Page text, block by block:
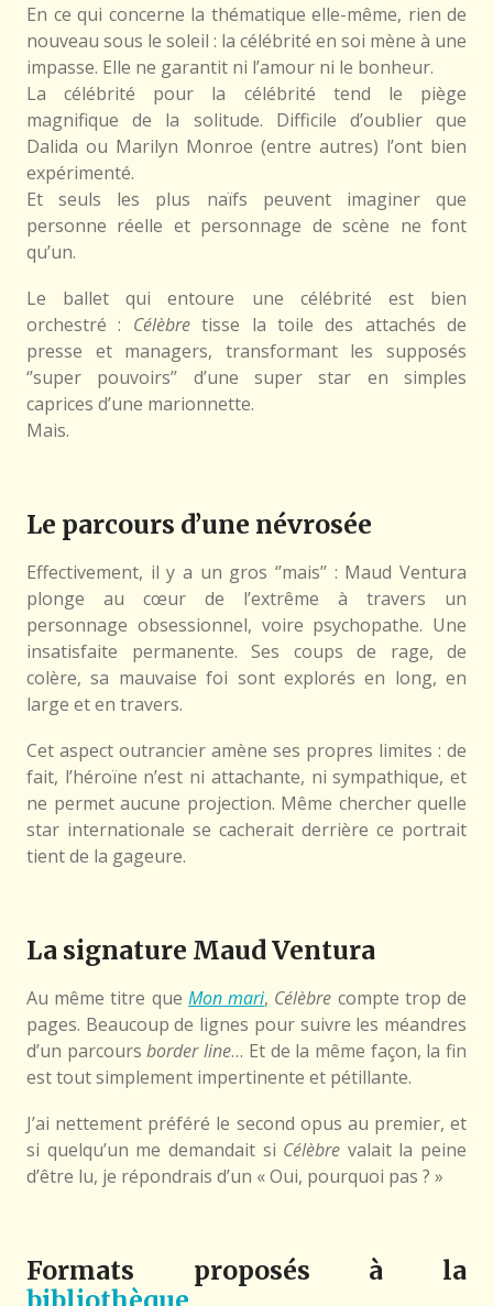
En ce qui concerne la thématique elle-même, rien de
nouveau sous le soleil : la célébrité en soi mène à une
impasse. Elle ne garantit ni l’amour ni le bonheur.
La célébrité pour la célébrité tend le piège
magnifique de la solitude. Difficile d’oublier que
Dalida ou Marilyn Monroe (entre autres) l’ont bien
expérimenté.
Et seuls les plus naïfs peuvent imaginer que
personne réelle et personnage de scène ne font
qu’un.
Le ballet qui entoure une célébrité est bien
orchestré : Célèbretisse la toile des attachés de
presse et managers, transformant les supposés
‘’super pouvoirs’’ d’une super star en simples
caprices d’une marionnette.
Mais.
Le parcours d’une névrosée
Effectivement, il y a un gros ‘’mais’’ : Maud Ventura
plonge au cœur de l’extrême à travers un
personnage obsessionnel, voire psychopathe. Une
insatisfaite permanente. Ses coups de rage, de
colère, sa mauvaise foi sont explorés en long, en
large et en travers.
Cet aspect outrancier amène ses propres limites : de
fait, l’héroïne n’est ni attachante, ni sympathique, et
ne permet aucune projection. Même chercher quelle
star internationale se cacherait derrière ce portrait
tient de la gageure.
La signature Maud Ventura
Au même titre que Mon mari, Célèbre compte trop de
pages. Beaucoup de lignes pour suivre les méandres
d’un parcoursborder line… Et de la même façon, la fin
est tout simplement impertinente et pétillante.
J’ai nettement préféré le second opus au premier, et
si quelqu’un me demandait si Célèbre valait la peine
d’être lu, je répondrais d’un « Oui, pourquoi pas ? »
Formats proposés à la